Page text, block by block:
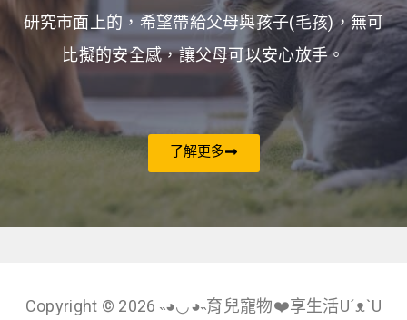
研究市面上的，希望帶給父母與孩子(毛孩)，無可
比擬的安全感，讓父母可以安心放手。
了解更多
Copyright © 2026 ˵◕◡◕˵育兒寵物❤️享生活U´ᴥ`U